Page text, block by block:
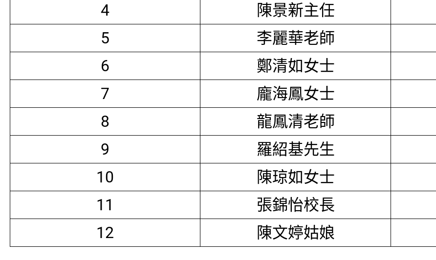
4
陳景新主任
5
李麗華老師
6
鄭清如女士
7
龐海鳳女士
8
龍鳳清老師
9
羅紹基先生
10
陳琼如女士
11
張錦怡校長
12
陳文婷姑娘